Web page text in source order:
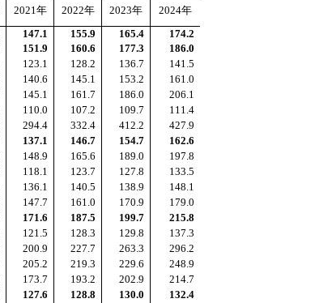
2021年 2022年 2023年 2024年
147.1 155.9 165.4
174.2
151.9 160.6 177.3
186.0
123.1 128.2 136.7
141.5
140.6 145.1 153.2
161.0
145.1 161.7 186.0
206.1
110.0 107.2 109.7
111.4
294.4 332.4 412.2
427.9
137.1 146.7 154.7
162.6
148.9 165.6 189.0
197.8
118.1 123.7 127.8
133.5
136.1 140.5 138.9
148.1
147.7 161.0 170.9
179.0
171.6 187.5 199.7
215.8
121.5 128.3 129.8
137.3
200.9 227.7 263.3
296.2
205.2 219.3 229.6
248.9
173.7 193.2 202.9
214.7
127.6 128.8 130.0
132.4